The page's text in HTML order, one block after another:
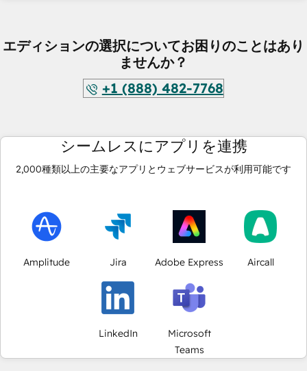
エディションの選択についてお困りのことはあり
ませんか？
+1 (888) 482-7768
シームレスにアプリを連携
2,000種類以上の主要なアプリとウェブサービスが利用可能です
Amplitude Jira Adobe Express Aircall
LinkedIn
Microsoft
Teams